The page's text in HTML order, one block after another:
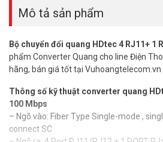
Mô tả sản phẩm
Bộ chuyển đổi quang HDtec 4 RJ11+ 1
phẩm Converter Quang cho line Điện
hãng, bán giá tốt tại Vuhoangtelecom.vn
Thông số kỹ thuật converter quang
100 Mbps
– Ngõ vào: Fiber Type Single-mode ,
connect SC